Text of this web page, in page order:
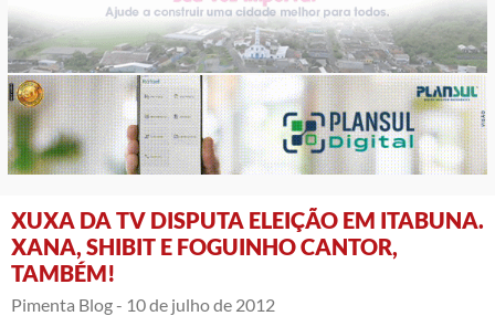
XUXA DA TV DISPUTA ELEIÇÃO EM ITABUNA.
XANA, SHIBIT E FOGUINHO CANTOR,
TAMBÉM!
Pimenta Blog - 10 de julho de 2012